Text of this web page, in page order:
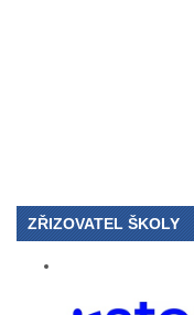
ZŘIZOVATEL ŠKOLY